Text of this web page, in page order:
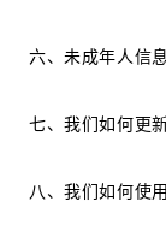
六、未成年人信
七、我们如何更
八、我们如何使